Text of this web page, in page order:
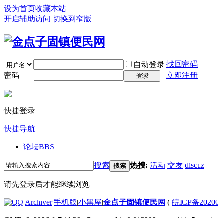
设为首页收藏本站
开启辅助访问 切换到窄版
自动登录 找回密码
密码
登录 立即注册
快捷登录
快捷导航
论坛BBS
搜索 搜索 热搜: 活动 交友 discuz
请先登录后才能继续浏览
|Archiver|手机版|小黑屋|金点子固镇便民网 ( 皖ICP备